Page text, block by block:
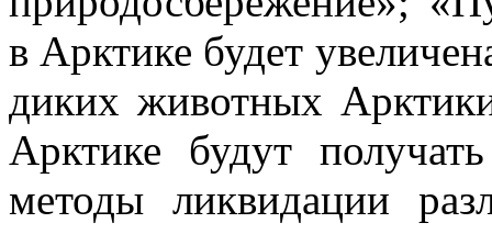
в Арктике будет
диких животных
Арктике будут
методы ликвидации